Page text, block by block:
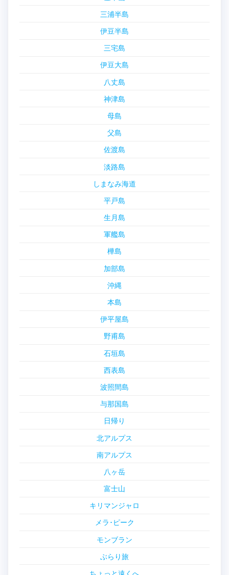
三浦半島
伊豆半島
三宅島
伊豆大島
八丈島
神津島
母島
父島
佐渡島
淡路島
しまなみ海道
平戸島
生月島
軍艦島
樺島
加部島
沖縄
本島
伊平屋島
野甫島
石垣島
西表島
波照間島
与那国島
日帰り
北アルプス
南アルプス
八ヶ岳
富士山
キリマンジャロ
メラ･ピーク
モンブラン
ぶらり旅